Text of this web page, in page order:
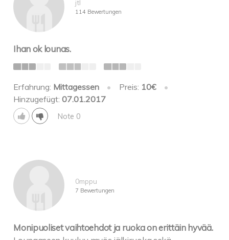
jtl
114 Bewertungen
Ihan ok lounas.
Erfahrung: Mittagessen • Preis: 10€
•
Hinzugefügt:07.01.2017
Note 0
0mppu
7 Bewertungen
Monipuoliset vaihtoehdot ja ruoka on erittäin hyvää.